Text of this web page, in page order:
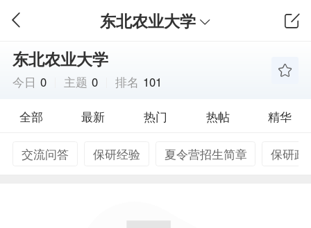
东北农业大学
东北农业大学
今日 0 主题 0 排名 101
全部 最新 热门 热帖 精华
交流问答 保研经验 夏令营招生简章 保研政